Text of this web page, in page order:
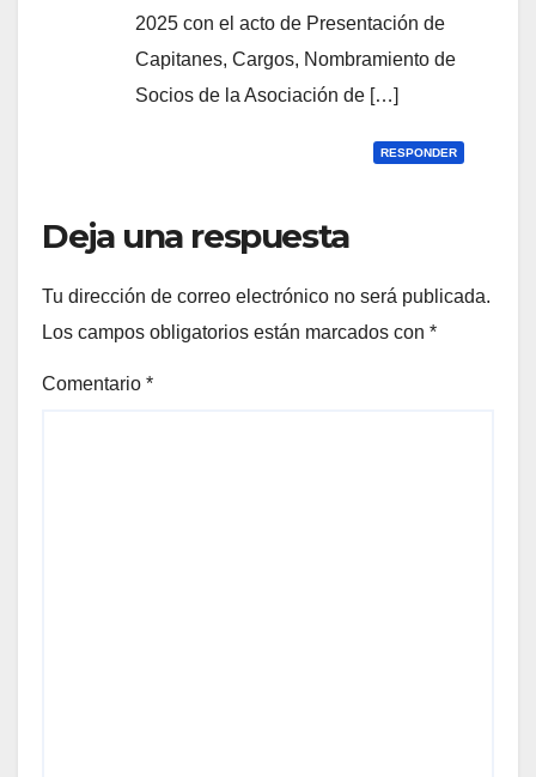
2025 con el acto de Presentación de
Capitanes, Cargos, Nombramiento de
Socios de la Asociación de […]
RESPONDER
Deja una respuesta
Tu dirección de correo electrónico no será publicada.
Los campos obligatorios están marcados con *
Comentario *